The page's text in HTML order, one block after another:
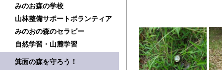
みのお森の学校
山林整備サポートボランティア
みのおの森のセラピー
自然学習・山麓学習
箕面の森を守ろう！